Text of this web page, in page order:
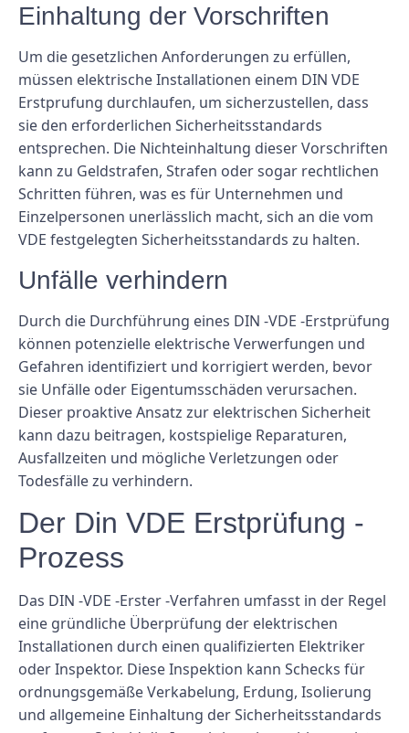
Einhaltung der Vorschriften
Um die gesetzlichen Anforderungen zu erfüllen,
müssen elektrische Installationen einem DIN VDE
Erstprufung durchlaufen, um sicherzustellen, dass
sie den erforderlichen Sicherheitsstandards
entsprechen. Die Nichteinhaltung dieser Vorschriften
kann zu Geldstrafen, Strafen oder sogar rechtlichen
Schritten führen, was es für Unternehmen und
Einzelpersonen unerlässlich macht, sich an die vom
VDE festgelegten Sicherheitsstandards zu halten.
Unfälle verhindern
Durch die Durchführung eines DIN -VDE -Erstprüfung
können potenzielle elektrische Verwerfungen und
Gefahren identifiziert und korrigiert werden, bevor
sie Unfälle oder Eigentumsschäden verursachen.
Dieser proaktive Ansatz zur elektrischen Sicherheit
kann dazu beitragen, kostspielige Reparaturen,
Ausfallzeiten und mögliche Verletzungen oder
Todesfälle zu verhindern.
Der Din VDE Erstprüfung -
Prozess
Das DIN -VDE -Erster -Verfahren umfasst in der Regel
eine gründliche Überprüfung der elektrischen
Installationen durch einen qualifizierten Elektriker
oder Inspektor. Diese Inspektion kann Schecks für
ordnungsgemäße Verkabelung, Erdung, Isolierung
und allgemeine Einhaltung der Sicherheitsstandards